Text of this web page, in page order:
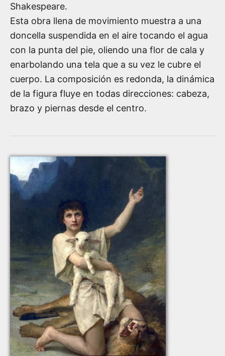
Shakespeare.
Esta obra llena de movimiento muestra a una
doncella suspendida en el aire tocando el agua
con la punta del pie, oliendo una flor de cala y
enarbolando una tela que a su vez le cubre el
cuerpo. La composición es redonda, la dinámica
de la figura fluye en todas direcciones: cabeza,
brazo y piernas desde el centro.